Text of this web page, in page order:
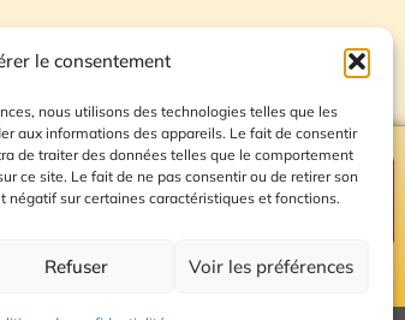
le consentement
nous utilisons des technologies telles que les
aux informations des appareils. Le fait de consentir
de traiter des données telles que le comportement
ce site. Le fait de ne pas consentir ou de retirer son
négatif sur certaines caractéristiques et fonctions.
Refuser Voir les préférences